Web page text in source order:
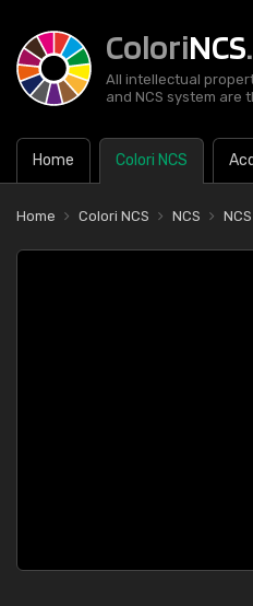
ColoriNCS
All intellectual
and NCS system are
Home Colori NCS
Home Colori NCS NCS